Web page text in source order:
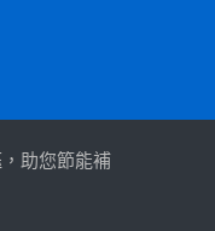
助您節能補